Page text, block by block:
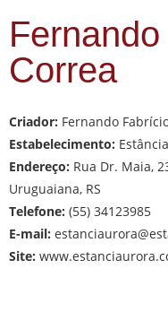
Correa
Criador: Fernando
Estabelecimento:
Endereço: Rua Dr. Maia,
Uruguaiana, RS
Telefone: (55) 34123985
E-mail:
Site: